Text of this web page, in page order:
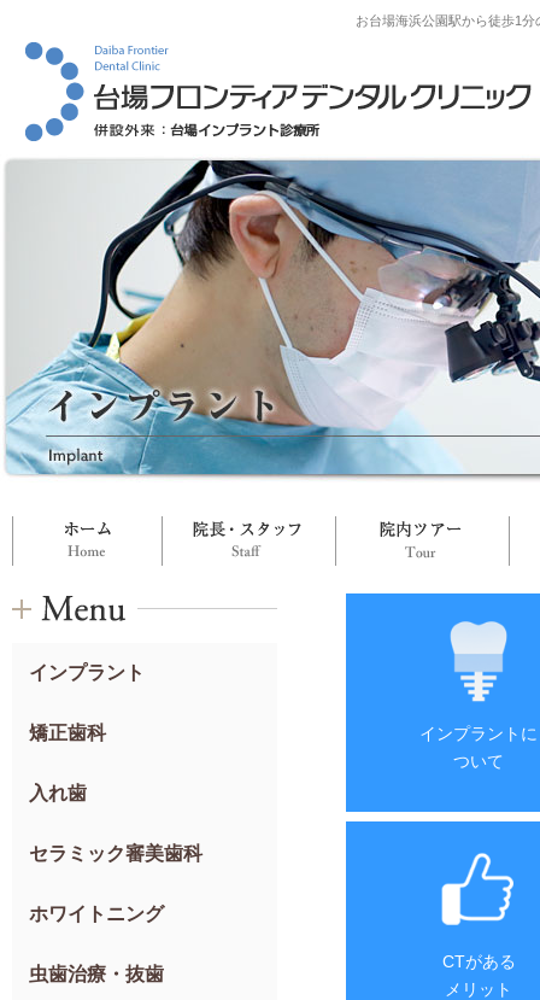
お台場海浜公園駅から徒歩1
ホーム 院長・スタッフ
インプラント
矯正歯科
入れ歯
セラミック審美歯科
ホワイトニング
虫歯治療・抜歯
インプラントに
ついて
CTがある
メリット